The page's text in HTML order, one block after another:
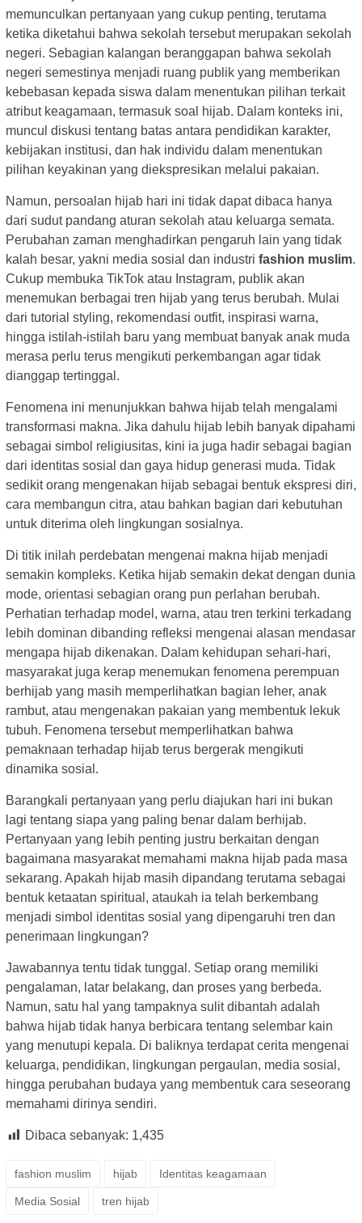
memunculkan pertanyaan yang cukup penting, terutama
ketika diketahui bahwa sekolah tersebut merupakan sekolah
negeri. Sebagian kalangan beranggapan bahwa sekolah
negeri semestinya menjadi ruang publik yang memberikan
kebebasan kepada siswa dalam menentukan pilihan terkait
atribut keagamaan, termasuk soal hijab. Dalam konteks ini,
muncul diskusi tentang batas antara pendidikan karakter,
kebijakan institusi, dan hak individu dalam menentukan
pilihan keyakinan yang diekspresikan melalui pakaian.
Namun, persoalan hijab hari ini tidak dapat dibaca hanya
dari sudut pandang aturan sekolah atau keluarga semata.
Perubahan zaman menghadirkan pengaruh lain yang tidak
kalah besar, yakni media sosial dan industri fashion muslim.
Cukup membuka TikTok atau Instagram, publik akan
menemukan berbagai tren hijab yang terus berubah. Mulai
dari tutorial styling, rekomendasi outfit, inspirasi warna,
hingga istilah-istilah baru yang membuat banyak anak muda
merasa perlu terus mengikuti perkembangan agar tidak
dianggap tertinggal.
Fenomena ini menunjukkan bahwa hijab telah mengalami
transformasi makna. Jika dahulu hijab lebih banyak dipahami
sebagai simbol religiusitas, kini ia juga hadir sebagai bagian
dari identitas sosial dan gaya hidup generasi muda. Tidak
sedikit orang mengenakan hijab sebagai bentuk ekspresi diri,
cara membangun citra, atau bahkan bagian dari kebutuhan
untuk diterima oleh lingkungan sosialnya.
Di titik inilah perdebatan mengenai makna hijab menjadi
semakin kompleks. Ketika hijab semakin dekat dengan dunia
mode, orientasi sebagian orang pun perlahan berubah.
Perhatian terhadap model, warna, atau tren terkini terkadang
lebih dominan dibanding refleksi mengenai alasan mendasar
mengapa hijab dikenakan. Dalam kehidupan sehari-hari,
masyarakat juga kerap menemukan fenomena perempuan
berhijab yang masih memperlihatkan bagian leher, anak
rambut, atau mengenakan pakaian yang membentuk lekuk
tubuh. Fenomena tersebut memperlihatkan bahwa
pemaknaan terhadap hijab terus bergerak mengikuti
dinamika sosial.
Barangkali pertanyaan yang perlu diajukan hari ini bukan
lagi tentang siapa yang paling benar dalam berhijab.
Pertanyaan yang lebih penting justru berkaitan dengan
bagaimana masyarakat memahami makna hijab pada masa
sekarang. Apakah hijab masih dipandang terutama sebagai
bentuk ketaatan spiritual, ataukah ia telah berkembang
menjadi simbol identitas sosial yang dipengaruhi tren dan
penerimaan lingkungan?
Jawabannya tentu tidak tunggal. Setiap orang memiliki
pengalaman, latar belakang, dan proses yang berbeda.
Namun, satu hal yang tampaknya sulit dibantah adalah
bahwa hijab tidak hanya berbicara tentang selembar kain
yang menutupi kepala. Di baliknya terdapat cerita mengenai
keluarga, pendidikan, lingkungan pergaulan, media sosial,
hingga perubahan budaya yang membentuk cara seseorang
memahami dirinya sendiri.
Dibaca sebanyak: 1,435
fashion muslim hijab Identitas keagamaan
Media Sosial tren hijab